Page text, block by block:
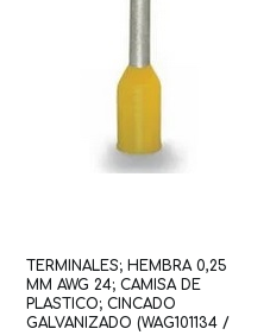
TERMINALES; HEMBRA 0,25
MM AWG 24; CAMISA DE
PLASTICO; CINCADO
GALVANIZADO (WAG101134 /